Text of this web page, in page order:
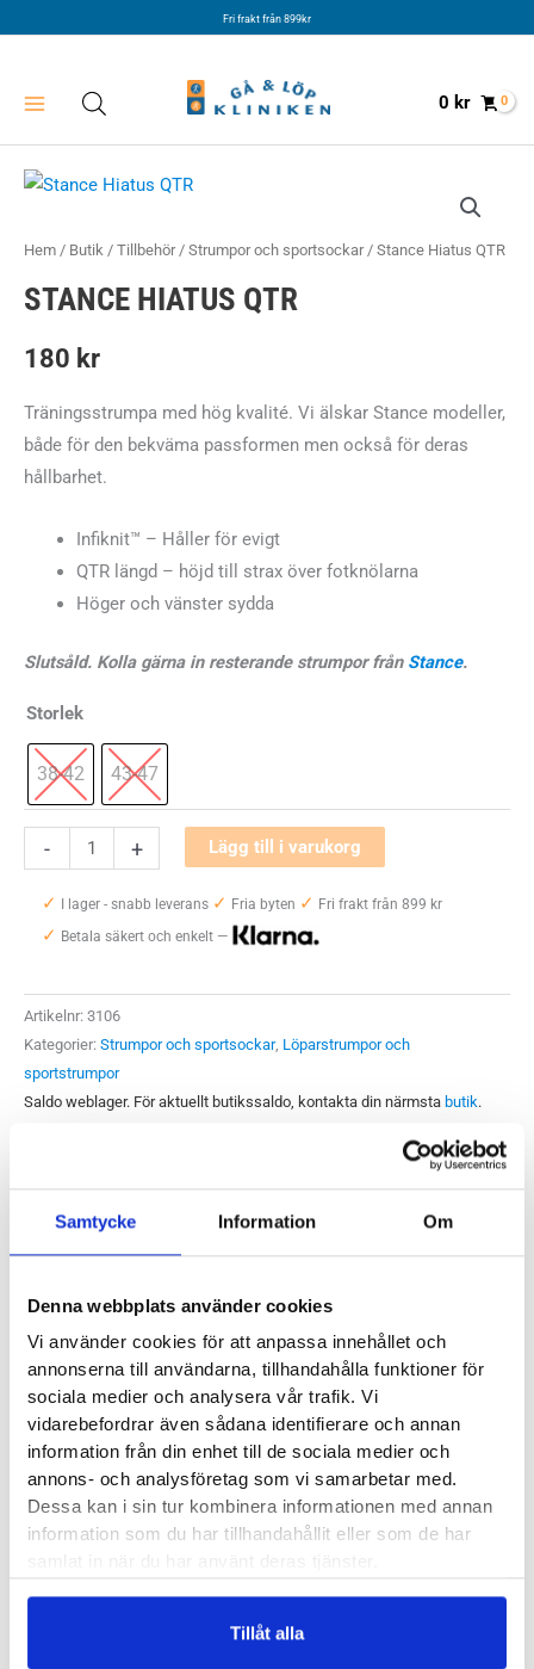
Samtycke Information Om
Denna webbplats använder cookies
Vi använder cookies för att anpassa innehållet och
annonserna till användarna, tillhandahålla funktioner för
sociala medier och analysera vår trafik. Vi
vidarebefordrar även sådana identifierare och annan
information från din enhet till de sociala medier och
annons- och analysföretag som vi samarbetar med.
Dessa kan i sin tur kombinera informationen med annan
information som du har tillhandahållit eller som de har
samlat in när du har använt deras tjänster.
Tillåt alla
Fri frakt från 899kr
0 kr
Hem / Butik / Tillbehör/ Strumpor och sportsockar/ Stance Hiatus QTR
STANCE HIATUS QTR
180 kr
Träningsstrumpa med hög kvalité. Vi älskar Stance modeller,
både för den bekväma passformen men också för deras
hållbarhet.
Infiknit™ – Håller för evigt
QTR längd – höjd till strax över fotknölarna
Höger och vänster sydda
Slutsåld. Kolla gärna in resterande strumpor från Stance.
Storlek
38-42 43-47
-
Hiatus
QTR
mängd
+ Lägg till i varukorg
✓ I lager - snabb leverans ✓ Fria byten ✓ Fri frakt från 899 kr
✓ Betala säkert och enkelt —
Artikelnr: 3106
Kategorier: Strumpor och sportsockar, Löparstrumpor och
sportstrumpor
Saldo weblager. För aktuellt butikssaldo, kontakta din närmsta butik.
Produktegenskaper
in Stance modeller. Stance Hiatus QTR är inget undantag. De
har, utöver passform och funktion, en hållbarhet som gör att
du utan problem använder strumporna några år framåt i tiden.
Rispor eller hål? Mest troligt inte då deras Infiknit
att hållbarheten är fenomenal.
Infiknit ™– Håller för evigt
QTR längd – höjd till strax över fotknölarna
75% Nylon, 16% Polyester, 5% Elastane, 4% Bomull